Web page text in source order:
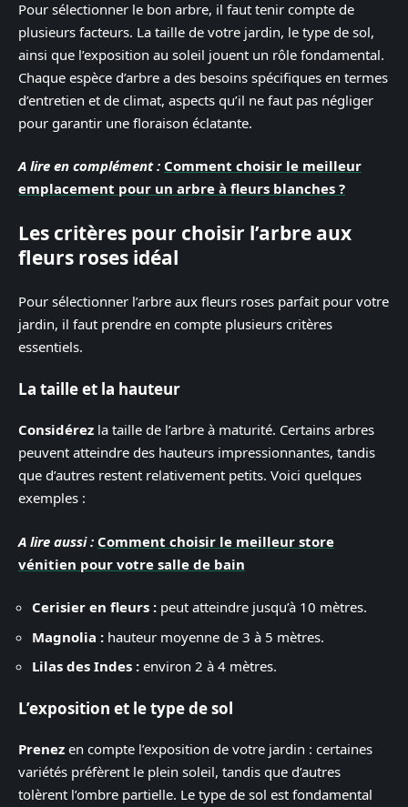
Pour sélectionner le bon arbre, il faut tenir compte de
plusieurs facteurs. La taille de votre jardin, le type de sol,
ainsi que l’exposition au soleil jouent un rôle fondamental.
Chaque espèce d’arbre a des besoins spécifiques en termes
d’entretien et de climat, aspects qu’il ne faut pas négliger
pour garantir une floraison éclatante.
A lire en complément : Comment choisir le meilleur
emplacement pour un arbre à fleurs blanches ?
Les critères pour choisir l’arbre aux
fleurs roses idéal
Pour sélectionner l’arbre aux fleurs roses parfait pour votre
jardin, il faut prendre en compte plusieurs critères
essentiels.
La taille et la hauteur
Considérez la taille de l’arbre à maturité. Certains arbres
peuvent atteindre des hauteurs impressionnantes, tandis
que d’autres restent relativement petits. Voici quelques
exemples :
A lire aussi : Comment choisir le meilleur store
vénitien pour votre salle de bain
Cerisier en fleurs : peut atteindre jusqu’à 10 mètres.
Magnolia : hauteur moyenne de 3 à 5 mètres.
Lilas des Indes : environ 2 à 4 mètres.
L’exposition et le type de sol
Prenez en compte l’exposition de votre jardin : certaines
variétés préfèrent le plein soleil, tandis que d’autres
tolèrent l’ombre partielle. Le type de sol est fondamental